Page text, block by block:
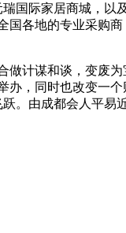
际家居商城，以
各地的专业采购
谋和谈，变废为
，同时也改变一
由成都会人平易